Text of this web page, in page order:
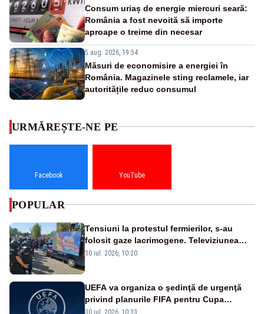
Consum uriaș de energie miercuri seară:
România a fost nevoită să importe
aproape o treime din necesar
5 aug. 2026, 19:54
Măsuri de economisire a energiei în
România. Magazinele sting reclamele, iar
autoritățile reduc consumul
URMĂREȘTE-NE PE
Facebook YouTube
POPULAR
Tensiuni la protestul fermierilor, s-au
folosit gaze lacrimogene. Televiziunea
Poporului face apel la calm – LIVE TEXT
30 iul. 2026, 10:20
UEFA va organiza o şedinţă de urgenţă
privind planurile FIFA pentru Cupa
Mondială
30 iul. 2026, 10:33